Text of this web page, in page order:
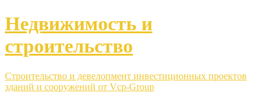
Недвижимость и
строительство
Строительство и девелопмент инвестиционных проектов
зданий и сооружений от Vcp-Group